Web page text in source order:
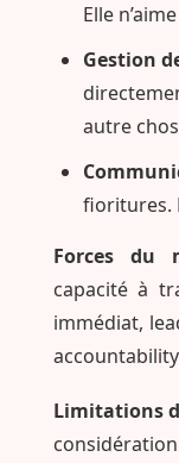
Elle
Gestion
autre
fioritures.
Forces du
capacité à
immédiat,
Limitations